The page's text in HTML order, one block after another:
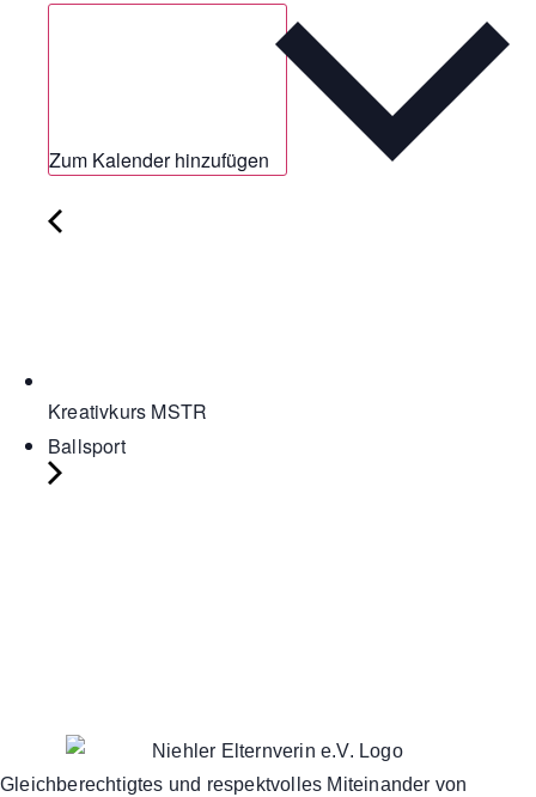
Zum Kalender hinzufügen
Kreativkurs MSTR
Ballsport
Gleichberechtigtes und respektvolles Miteinander von